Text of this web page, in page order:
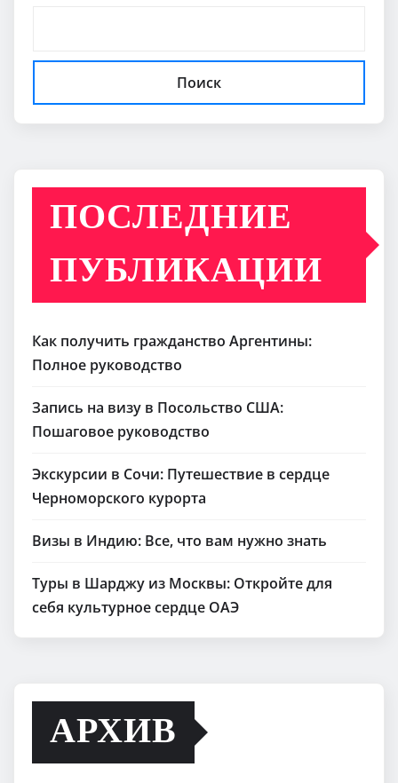
Поиск
ПОСЛЕДНИЕ
ПУБЛИКАЦИИ
Как получить гражданство Аргентины:
Полное руководство
Запись на визу в Посольство США:
Пошаговое руководство
Экскурсии в Сочи: Путешествие в сердце
Черноморского курорта
Визы в Индию: Все, что вам нужно знать
Туры в Шарджу из Москвы: Откройте для
себя культурное сердце ОАЭ
АРХИВ